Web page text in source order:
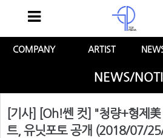
COMPANY ARTIST
NEWS/
[기사] [Oh!쎈 컷] "청량+형제
트, 유닛포토 공개 (2018/07/